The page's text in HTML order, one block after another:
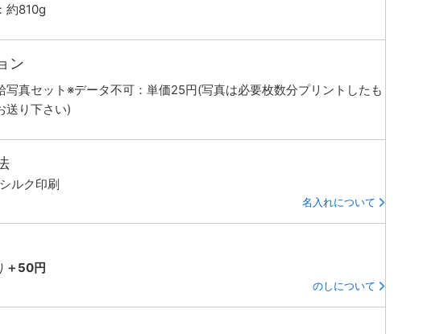
約810g
ン
写真セット※データ不可：単価25円(写真は必要枚数分プリントしたも
送り下さい)
ルク印刷
名入れについて
＋50円
のしについて